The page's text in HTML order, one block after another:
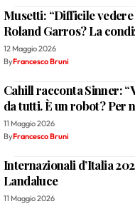
Musetti: “Difficile
Roland Garros? La
12 Maggio 2026
ByFrancesco Bruni
Cahill racconta Sinner:
da tutti. È un robot? Per
11 Maggio 2026
ByFrancesco Bruni
Internazionali d’Italia
Landaluce
11 Maggio 2026